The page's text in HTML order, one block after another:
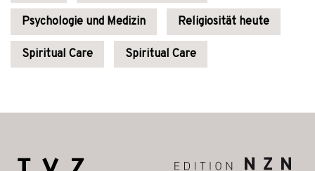
Psychologie und Medizin Religiosität heute
Spiritual Care Spiritual Care